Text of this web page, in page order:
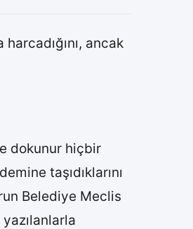
ancak
dokunur hiçbir
taşıdıklarını
Belediye Meclis